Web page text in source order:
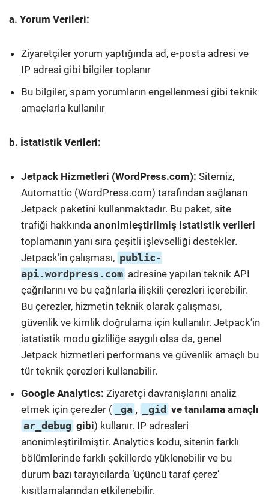
a. Yorum Verileri:
Ziyaretçiler yorum yaptığında ad, e-posta adresi ve
IP adresi gibi bilgiler toplanır
Bu bilgiler, spam yorumların engellenmesi gibi teknik
amaçlarla kullanılır
b. İstatistik Verileri:
Jetpack Hizmetleri (WordPress.com): Sitemiz,
Automattic (WordPress.com) tarafından sağlanan
Jetpack paketini kullanmaktadır. Bu paket, site
trafiği hakkında anonimleştirilmiş istatistik verileri
toplamanın yanı sıra çeşitli işlevselliği destekler.
Jetpack’in çalışması, public-
api.wordpress.com adresine yapılan teknik API
çağrılarını ve bu çağrılarla ilişkili çerezleri içerebilir.
Bu çerezler, hizmetin teknik olarak çalışması,
güvenlik ve kimlik doğrulama için kullanılır. Jetpack’in
istatistik modu gizliliğe saygılı olsa da, genel
Jetpack hizmetleri performans ve güvenlik amaçlı bu
tür teknik çerezleri kullanabilir.
Google Analytics: Ziyaretçi davranışlarını analiz
etmek için çerezler (
_ga , _gid ve tanılama amaçlı
ar_debug gibi) kullanır. IP adresleri
anonimleştirilmiştir. Analytics kodu, sitenin farklı
bölümlerinde farklı şekillerde yüklenebilir ve bu
durum bazı tarayıcılarda ‘üçüncü taraf çerez’
kısıtlamalarından etkilenebilir.